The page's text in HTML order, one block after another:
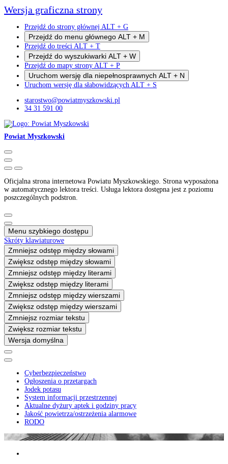
Wersja graficzna strony
Przejdź do strony głównej ALT + G
Przejdź do menu głównego ALT + M
Przejdź do treści ALT + T
Przejdź do wyszukiwarki ALT + W
Przejdź do mapy strony ALT + P
Uruchom wersję dla niepełnosprawnych ALT + N
Uruchom wersję dla słabowidzących ALT + S
starostwo@powiatmyszkowski.pl
34 31 591 00
Powiat Myszkowski
Oficjalna strona internetowa Powiatu Myszkowskiego. Strona wyposażona
w automatycznego lektora treści. Usługa lektora dostępna jest z poziomu
poszczególnych podstron.
Menu szybkiego dostępu
Skróty klawiaturowe
Zmniejsz odstęp między słowami
Zwiększ odstęp między słowami
Zmniejsz odstęp między literami
Zwiększ odstęp między literami
Zmniejsz odstęp między wierszami
Zwiększ odstęp między wierszami
Zmniejsz rozmiar tekstu
Zwiększ rozmiar tekstu
Wersja domyślna
Cyberbezpieczeństwo
Ogłoszenia o przetargach
Jodek potasu
System informacji przestrzennej
Aktualne dyżury aptek i godziny pracy
Jakość powietrza/ostrzeżenia alarmowe
RODO